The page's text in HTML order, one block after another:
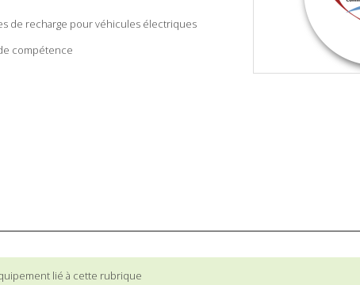
de recharge pour véhicules électriques
compétence
lié à cette rubrique